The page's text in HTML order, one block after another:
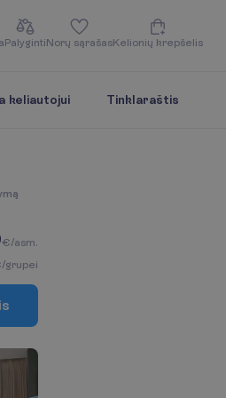
aPalygintiNorų sąrašasKelionių krepšelis
keliautojui Tinklaraštis
mą
€/asm.
grupei
is